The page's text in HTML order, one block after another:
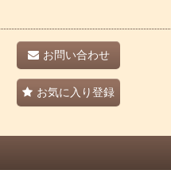
お問い合わせ
お気に入り登録